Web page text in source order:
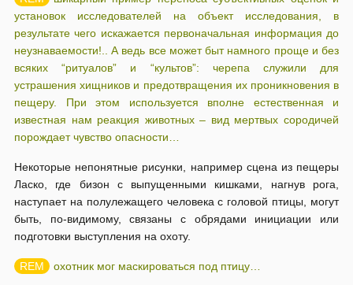
установок исследователей на объект исследования, в
результате чего искажается первоначальная информация до
неузнаваемости!.. А ведь все может быт намного проще и без
всяких “ритуалов” и “культов”: черепа служили для
устрашения хищников и предотвращения их проникновения в
пещеру. При этом используется вполне естественная и
известная нам реакция животных – вид мертвых сородичей
порождает чувство опасности…
Некоторые непонятные рисунки, например сцена из пещеры
Ласко, где бизон с выпущенными кишками, нагнув рога,
наступает на полулежащего человека с головой птицы, могут
быть, по-видимому, связаны с обрядами инициации или
подготовки выступления на охоту.
охотник мог маскироваться под птицу…